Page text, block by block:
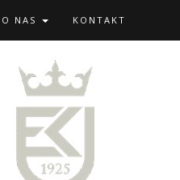
O NAS KONTAKT